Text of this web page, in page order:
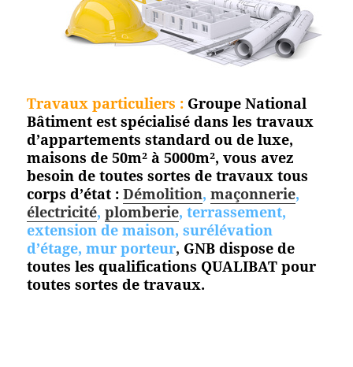
Travaux particuliers : Groupe National
Bâtiment est spécialisé dans les travaux
d’appartements standard ou de luxe,
maisons de 50m² à 5000m², vous avez
besoin de toutes sortes de travaux tous
corps d’état : Démolition,maçonnerie,
électricité,plomberie, terrassement,
extension de maison, surélévation
d’étage, mur porteur, GNB dispose de
toutes les qualifications QUALIBAT pour
toutes sortes de travaux.